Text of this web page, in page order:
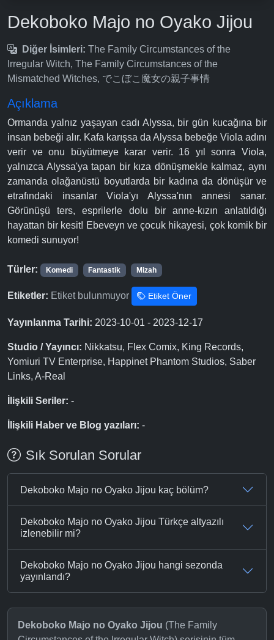
Dekoboko Majo no Oyako Jijou
Diğer İsimleri: The Family Circumstances of the
Irregular Witch, The Family Circumstances of the
Mismatched Witches, でこぼこ魔女の親子事情
Açıklama
Ormanda yalnız yaşayan cadı Alyssa, bir gün kucağına bir
insan bebeği alır. Kafa karışsa da Alyssa bebeğe Viola adını
verir ve onu büyütmeye karar verir. 16 yıl sonra Viola,
yalnızca Alyssa'ya tapan bir kıza dönüşmekle kalmaz, aynı
zamanda olağanüstü boyutlarda bir kadına da dönüşür ve
etrafındaki insanlar Viola'yı Alyssa'nın annesi sanar.
Görünüşü ters, esprilerle dolu bir anne-kızın anlatıldığı
hayattan bir kesit! Ebeveyn ve çocuk hikayesi, çok komik bir
komedi sunuyor!
Türler: Komedi Fantastik Mizah
Etiketler: Etiket bulunmuyor Etiket Öner
Yayınlanma Tarihi: 2023-10-01 - 2023-12-17
Studio / Yayıncı: Nikkatsu, Flex Comix, King Records,
Yomiuri TV Enterprise, Happinet Phantom Studios, Saber
Links, A-Real
İlişkili Seriler: -
İlişkili Haber ve Blog yazıları: -
Sık Sorulan Sorular
Dekoboko Majo no Oyako Jijou kaç bölüm?
Dekoboko Majo no Oyako Jijou Türkçe altyazılı
izlenebilir mi?
Dekoboko Majo no Oyako Jijou hangi sezonda
yayınlandı?
Dekoboko Majo no Oyako Jijou (The Family